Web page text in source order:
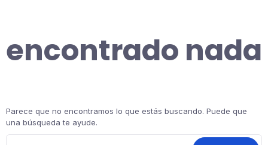
encontrado nada
Parece que no encontramos lo que estás buscando. Puede que
una búsqueda te ayude.
Buscar: